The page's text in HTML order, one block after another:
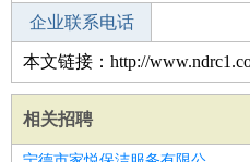
企业联系电话
本文链接：http://
相关招聘